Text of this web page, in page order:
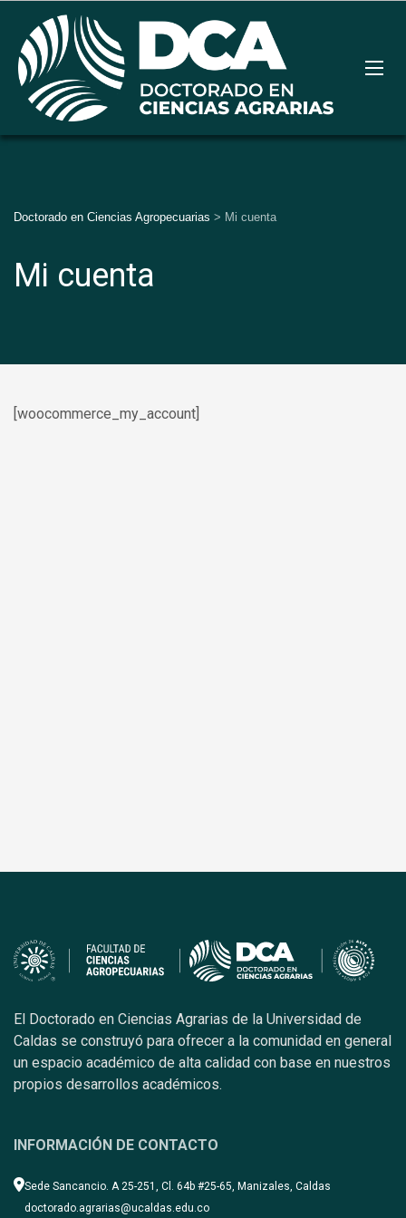
Doctorado en Ciencias Agropecuarias > Mi cuenta
Mi cuenta
[woocommerce_my_account]
El Doctorado en Ciencias Agrarias de la Universidad de
Caldas se construyó para ofrecer a la comunidad en general
un espacio académico de alta calidad con base en nuestros
propios desarrollos académicos.
INFORMACIÓN DE CONTACTO
Sede Sancancio. A 25-251, Cl. 64b #25-65, Manizales, Caldas
doctorado.agrarias@ucaldas.edu.co